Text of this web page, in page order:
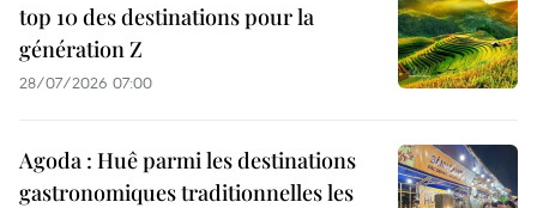
top 10 des destinations pour la
génération Z
28/07/2026 07:00
Agoda : Huê parmi les destinations
gastronomiques traditionnelles les